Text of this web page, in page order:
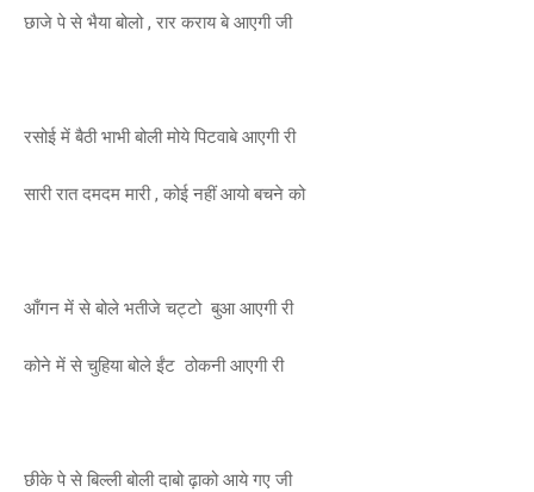
छाजे पे से भैया बोलो , रार कराय बे आएगी जी
रसोई में बैठी भाभी बोली मोये पिटवाबे आएगी री
सारी रात दमदम मारी , कोई नहीं आयो बचने को
आँगन में से बोले भतीजे चट्टो बुआ आएगी री
कोने में से चुहिया बोले ईंट ठोकनी आएगी री
छीके पे से बिल्ली बोली दाबो ढ़ाको आये गए जी